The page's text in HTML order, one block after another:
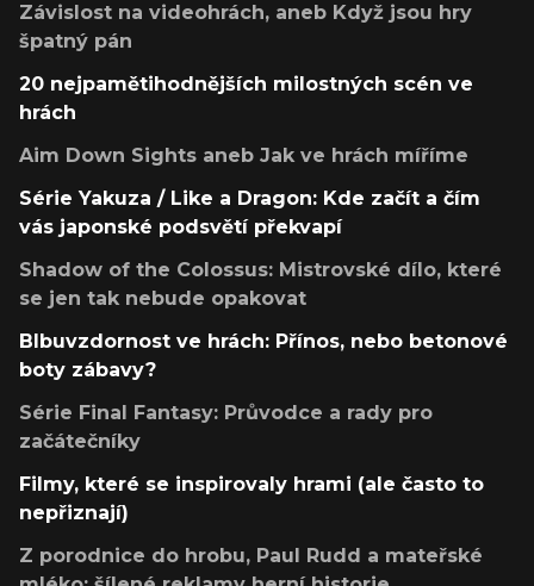
Závislost na videohrách, aneb Když jsou hry
špatný pán
20 nejpamětihodnějších milostných scén ve
hrách
Aim Down Sights aneb Jak ve hrách míříme
Série Yakuza / Like a Dragon: Kde začít a čím
vás japonské podsvětí překvapí
Shadow of the Colossus: Mistrovské dílo, které
se jen tak nebude opakovat
Blbuvzdornost ve hrách: Přínos, nebo betonové
boty zábavy?
Série Final Fantasy: Průvodce a rady pro
začátečníky
Filmy, které se inspirovaly hrami (ale často to
nepřiznají)
Z porodnice do hrobu, Paul Rudd a mateřské